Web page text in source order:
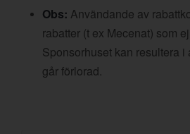
Obs: Användande av
rabatter (t ex Mecenat) som
Sponsorhuset kan resultera i
går förlorad.